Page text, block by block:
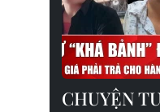
CHUYỆN